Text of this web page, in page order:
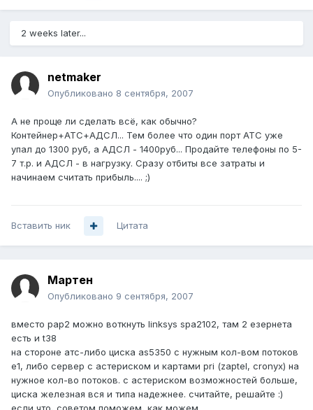
2 weeks later...
netmaker
Опубликовано 8 сентября, 2007
А не проще ли сделать всё, как обычно?
Контейнер+АТС+АДСЛ... Тем более что один порт АТС уже
упал до 1300 руб, а АДСЛ - 1400руб... Продайте телефоны по 5-
7 т.р. и АДСЛ - в нагрузку. Сразу отбиты все затраты и
начинаем считать прибыль.... ;)
Вставить ник Цитата
Мартен
Опубликовано 9 сентября, 2007
вместо pap2 можно воткнуть linksys spa2102, там 2 езернета
есть и t38
на стороне атс-либо циска as5350 с нужным кол-вом потоков
е1, либо сервер с астериском и картами pri (zaptel, cronyx) на
нужное кол-во потоков. с астериском возможностей больше,
циска железная вся и типа надежнее. считайте, решайте :)